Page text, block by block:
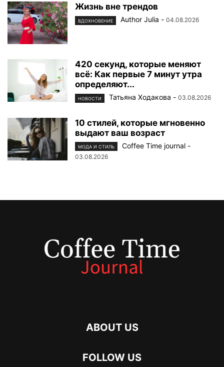
Жизнь вне трендов
ВДОХНОВЕНИЕ Author Julia - 04.08.2026
420 секунд, которые меняют
всё: Как первые 7 минут утра
определяют...
НОВОСТИ Татьяна Ходакова - 03.08.2026
10 стилей, которые мгновенно
выдают ваш возраст
МОДА И СТИЛЬ Coffee Time journal -
03.08.2026
ABOUT US
FOLLOW US